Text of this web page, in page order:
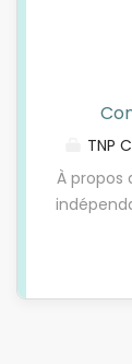
que :
gestion
des
énergie,
de 500
Marseille
Strategy .
terme
TNP
À propos
digitale